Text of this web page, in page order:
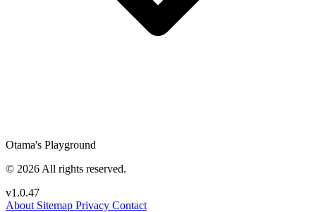
Otama's Playground
© 2026 All rights reserved.
v1.0.47
About Sitemap Privacy Contact